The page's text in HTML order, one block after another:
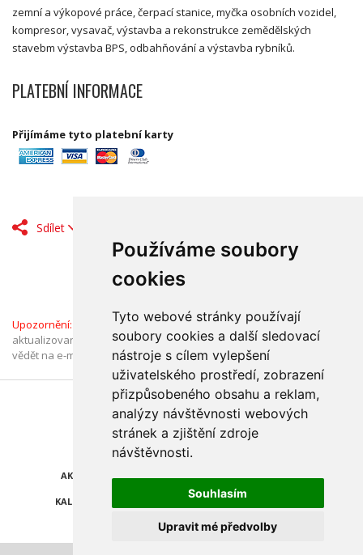
Používáme soubory
cookies
Tyto webové stránky používají
soubory cookies a další sledovací
nástroje s cílem vylepšení
uživatelského prostředí, zobrazení
přizpůsobeného obsahu a reklam,
analýzy návštěvnosti webových
stránek a zjištění zdroje
návštěvnosti.
Souhlasím
Upravit mé předvolby
zemní a výkopové práce, čerpací stanice, myčka osobních vozidel,
kompresor, vysavač, výstavba a rekonstrukce zemědělských
stavebm výstavba BPS, odbahňování a výstavba rybníků.
PLATEBNÍ INFORMACE
Přijímáme tyto platební karty
Sdílet
Upozornění: Informace v Katalogu firem jsou ověřené a průběžně
aktualizované. Pokud jste přesto narazili na chybný údaj, dejte nám
vědět na e-mail:
katalog@olomouc.cz. Děkujeme.
Najdete nás také na
AKCE A SLEVY POLEDNÍ MENU
KALENDÁŘ AKCÍ